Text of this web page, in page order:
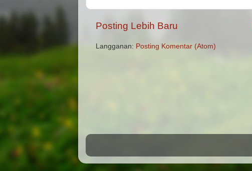
Posting Lebih Baru
Langganan: Posting Komentar (Atom)